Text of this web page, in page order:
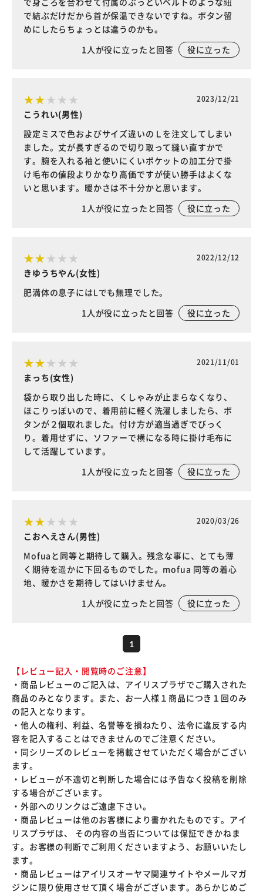
で結ぶだけだから首が保温できないですね。ボタン留
めにしたらちょっとは違うのかも。
1人が役に立ったと回答 役に立った
2023/12/21
こうれい(男性)
設定ミスで色およびサイズ違いのＬを注文してしまい
ました。丈が長すぎるので切り取って縫い直すかで
す。腕を入れる袖と使いにくいポケットの加工分で掛
け毛布の値段よりかなり高価ですが使い勝手はよくな
いと思います。暖かさは不十分かと思います。
1人が役に立ったと回答 役に立った
2022/12/12
きゆうちやん(女性)
肥満体の息子にはLでも無理でした。
1人が役に立ったと回答 役に立った
2021/11/01
まっち(女性)
袋から取り出した時に、くしゃみが止まらなくなり、
ほこりっぽいので、着用前に軽く洗濯しましたら、ボ
タンが２個取れました。付け方が適当過ぎでびっく
り。着用せずに、ソファーで横になる時に掛け毛布に
して活躍しています。
1人が役に立ったと回答 役に立った
2020/03/26
こおへえさん(男性)
Mofuaと同等と期待して購入。残念な事に、とても薄
く期待を遥かに下回るものでした。mofua 同等の着心
地、暖かさを期待してはいけません。
1人が役に立ったと回答 役に立った
1
【レビュー記入・閲覧時のご注意】
・商品レビューのご記入は、アイリスプラザでご購入された
商品のみとなります。また、お一人様１商品につき１回のみ
の記入となります。
・他人の権利、利益、名誉等を損ねたり、法令に違反する内
容を記入することはできませんのでご注意ください。
・同シリーズのレビューを掲載させていただく場合がござい
ます。
・レビューが不適切と判断した場合には予告なく投稿を削除
する場合がございます。
・外部へのリンクはご遠慮下さい。
・商品レビューは他のお客様により書かれたものです。アイ
リスプラザは、 その内容の当否については保証できかねま
す。お客様の判断でご利用くださいますよう、お願いいたし
ます。
・商品レビューはアイリスオーヤマ関連サイトやメールマガ
ジンに限り使用させて頂く場合がございます。あらかじめご